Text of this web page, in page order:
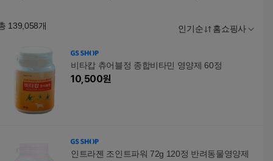
139,058개 인기순 홈쇼핑사
비타캅 츄어블정 종합비타민 영양제 60정
10,500원
인트라젠 조인트파워 72g 120정 반려동물영양제